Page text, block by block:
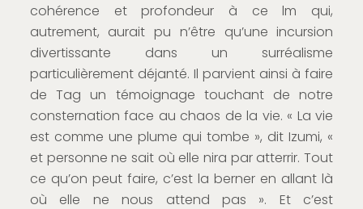
cohérence et profondeur à ce lm qui,
autrement, aurait pu n’être qu’une incursion
divertissante dans un surréalisme
particulièrement déjanté. Il parvient ainsi à faire
de Tag un témoignage touchant de notre
consternation face au chaos de la vie. « La vie
est comme une plume qui tombe », dit Izumi, «
et personne ne sait où elle nira par atterrir. Tout
ce qu’on peut faire, c’est la berner en allant là
où elle ne nous attend pas ». Et c’est